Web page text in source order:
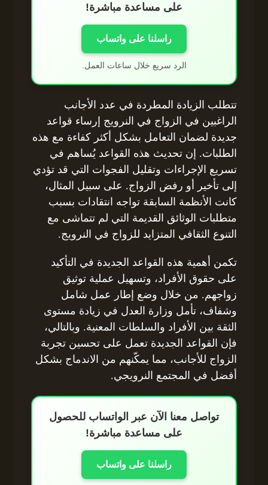
على مساعدة مباشرة!
راسلنا على واتساب
الرد سريع خلال ساعات العمل.
تتطلب الزيادة المطردة في عدد الأجانب
الراغبين في الزواج في النرويج إرساء قواعد
جديدة لضمان التعامل بشكل أكثر كفاءة مع هذه
الطلبات. إن تحديث هذه القواعد يُساهم في
تسريع الإجراءات وتقليل الفجوات التي قد تؤدي
إلى تأخير أو رفض الزواج. على سبيل المثال،
كانت الأنظمة السابقة تواجه انتقادات بسبب
متطلبات الوثائق القديمة التي لم تتماشى مع
التنوع الثقافي المتزايد للزواج في النرويج.
تكمن أهمية هذه القواعد الجديدة في التأكيد
على حقوق الأفراد، وتسهيل عملية توثيق
زواجهم. من خلال وضع إطار عمل شامل
وشفاف، تأمل وزارة العدل في زيادة مستوى
الثقة بين الأفراد والسلطات المعنية. وبالتالي،
فإن القواعد الجديدة تعمل على تحسين تجربة
الزواج للأجانب، مما يمكّنهم من الاندماج بشكل
أفضل في المجتمع النرويجي.
تواصل معنا الآن عبر الواتساب للحصول
على مساعدة مباشرة!
راسلنا على واتساب